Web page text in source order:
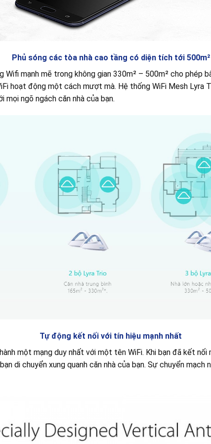
Phủ sóng các tòa nhà cao tầng có diện tích tới 500m²
mạnh mẽ trong không gian 330m² – 500m² cho phép
hoạt động một cách mượt mà. Hệ thống WiFi Mesh Lyra
ngõ ngách căn nhà của bạn.
Tự động kết nối với tín hiệu mạnh nhất
một mạng duy nhất với một tên WiFi. Khi bạn đã kết
di chuyển xung quanh căn nhà của bạn. Sự chuyển